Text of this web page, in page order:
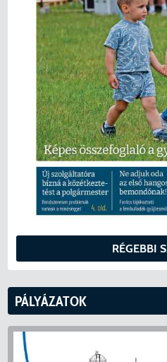
RÉGEBBI
PÁLYÁZATOK